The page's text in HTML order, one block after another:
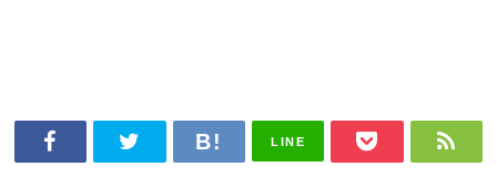
お得に買いものをするのが大好物の丸の内OL！１円でもお得に買
い物できたことに幸せを感じる今日この頃♪お得なお買い物とお寿